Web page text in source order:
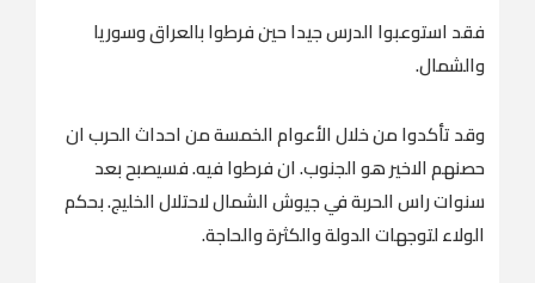
فقد استوعبوا الدرس جيدا حين فرطوا بالعراق وسوريا
والشمال.
وقد تأكدوا من خلال الأعوام الخمسة من احداث الحرب ان
حصنهم الاخير هو الجنوب. ان فرطوا فيه. فسيصبح بعد
سنوات راس الحربة في جيوش الشمال لاحتلال الخليج. بحكم
الولاء لتوجهات الدولة والكثرة والحاجة.